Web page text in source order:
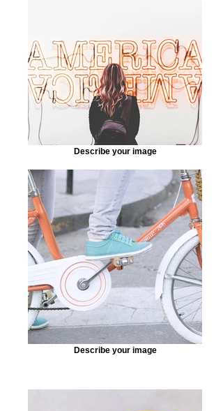
Describe your image
Describe your image